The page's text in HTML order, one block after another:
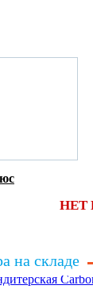
НЕТ
на складе